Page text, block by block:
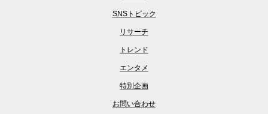
SNSトピック
リサーチ
トレンド
エンタメ
特別企画
お問い合わせ